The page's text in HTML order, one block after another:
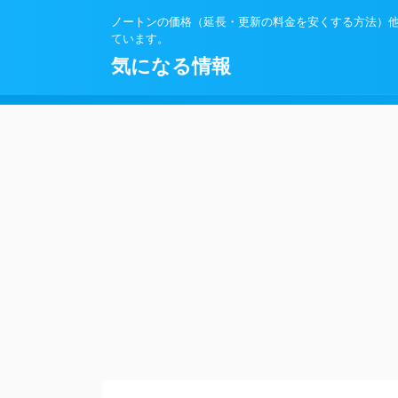
ノートンの価格（延長・更新の料金を安くする方法）
ています。
気になる情報